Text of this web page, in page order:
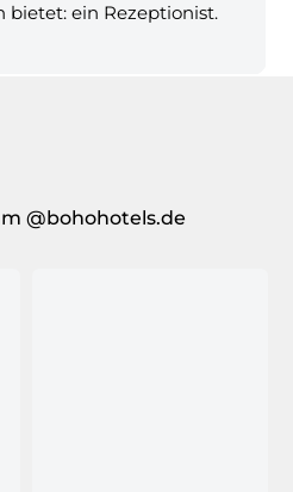
bietet: ein Rezeptionist.
@bohohotels.de